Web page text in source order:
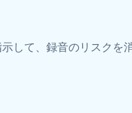
して、録音のリスクを